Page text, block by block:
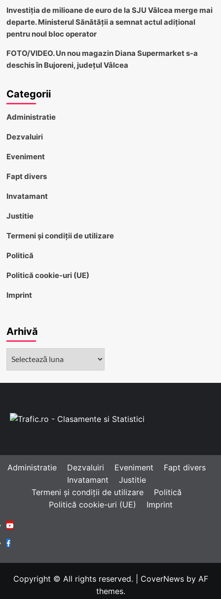
Investiția de milioane de euro de la SJU Vâlcea merge mai
departe. Ministerul Sănătății a semnat actul adițional
pentru noul bloc operator
FOTO/VIDEO. Un nou magazin Diana Supermarket s-a
deschis în Bujoreni, județul Vâlcea
Categorii
Administratie
Dezvaluiri
Eveniment
Fapt divers
Invatamant
Justitie
Termeni și condiții de utilizare
Politică
Politică cookie-uri (UE)
Imprint
Arhivă
Administratie Dezvaluiri Eveniment
Fapt divers
Invatamant
Justitie
Termeni și condiții de utilizare
Politică
Politică cookie-uri (UE)
Imprint
Youtube
Facebook
Copyright © All rights reserved. CoverNewsby AF
themes.